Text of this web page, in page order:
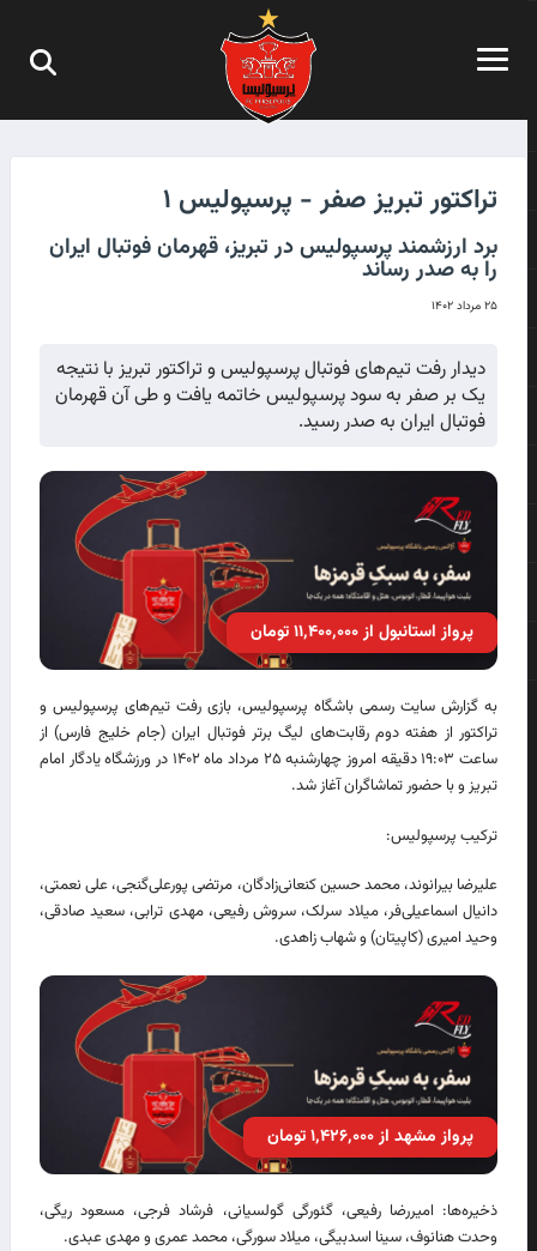
تراکتور تبریز صفر - پرسپولیس ۱
برد ارزشمند پرسپولیس در تبریز، قهرمان فوتبال ایران
را به صدر رساند
۲۵ مرداد ۱۴۰۲
دیدار رفت تیم‌های فوتبال پرسپولیس و تراکتور تبریز با نتیجه
یک بر صفر به سود پرسپولیس خاتمه یافت و طی آن قهرمان
فوتبال ایران به صدر رسید.
پرواز استانبول از ۱۱٬۴۰۰٬۰۰۰ تومان
به گزارش سایت رسمی باشگاه پرسپولیس، بازی رفت تیم‌های پرسپولیس و
تراکتور از هفته دوم رقابت‌های لیگ برتر فوتبال ایران (جام خلیج فارس) از
ساعت ۱۹:۰۳ دقیقه امروز چهارشنبه ۲۵ مرداد ماه ۱۴۰۲ در ورزشگاه یادگار امام
تبریز و با حضور تماشاگران آغاز شد.
ترکیب پرسپولیس:
علیرضا بیرانوند، محمد حسین کنعانی‌زادگان، مرتضی پورعلی‌گنجی، علی نعمتی،
دانیال اسماعیلی‌فر، میلاد سرلک، سروش رفیعی، مهدی ترابی، سعید صادقی،
وحید امیری (کاپیتان) و شهاب زاهدی.
پرواز مشهد از ۱٬۴۲۶٬۰۰۰ تومان
ذخیره‌ها: امیررضا رفیعی، گئورگی گولسیانی، فرشاد فرجی، مسعود ریگی،
وحدت هنانوف، سینا اسدبیگی، میلاد سورگی، محمد عمری و مهدی عبدی.